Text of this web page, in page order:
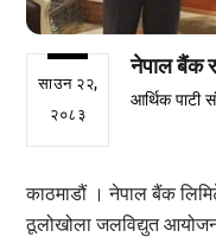
साउन २२,
२०८३
नेपाल बैंक र
आर्थिक पाटी
काठमाडौं । नेपाल बैंक
ठूलोखोला जलविद्युत